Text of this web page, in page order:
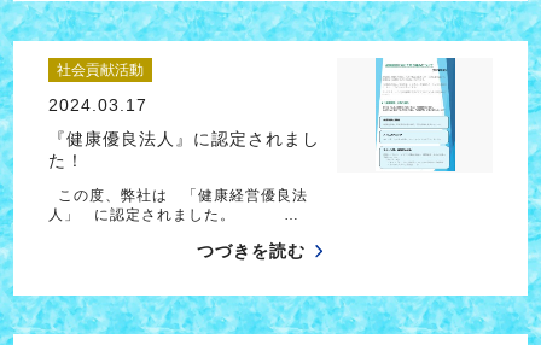
社会貢献活動
2024.03.17
『健康優良法人』に認定されまし
た！
この度、弊社は 「健康経営優良法
人」 に認定されました。 …
つづきを読む